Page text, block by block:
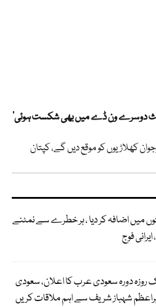
دوسرے ون ڈے میں بھی شکست ہوئی‘
کھلاڑیوں کو موقع دیں گے، کپتان
میں اضافہ کر دیا ، ہر خطرے سے نمٹنے
فوج
روزہ دورہ سعودی عرب کا اعلان، سعودی
شہباز شریف سے اہم ملاقات کریں